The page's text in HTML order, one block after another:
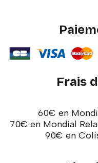
Frais
60€ en
70€ en Mondial
90€ en